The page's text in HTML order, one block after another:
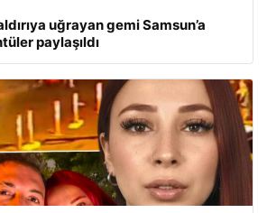
uğrayan gemi Samsun’a
paylaşıldı